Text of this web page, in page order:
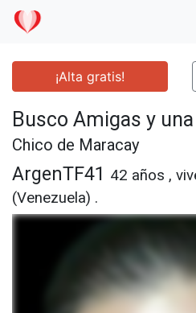
¡Alta gratis!
Busco Amigas y
Chico de Maracay
ArgenTF41 42 años ,
(Venezuela) .